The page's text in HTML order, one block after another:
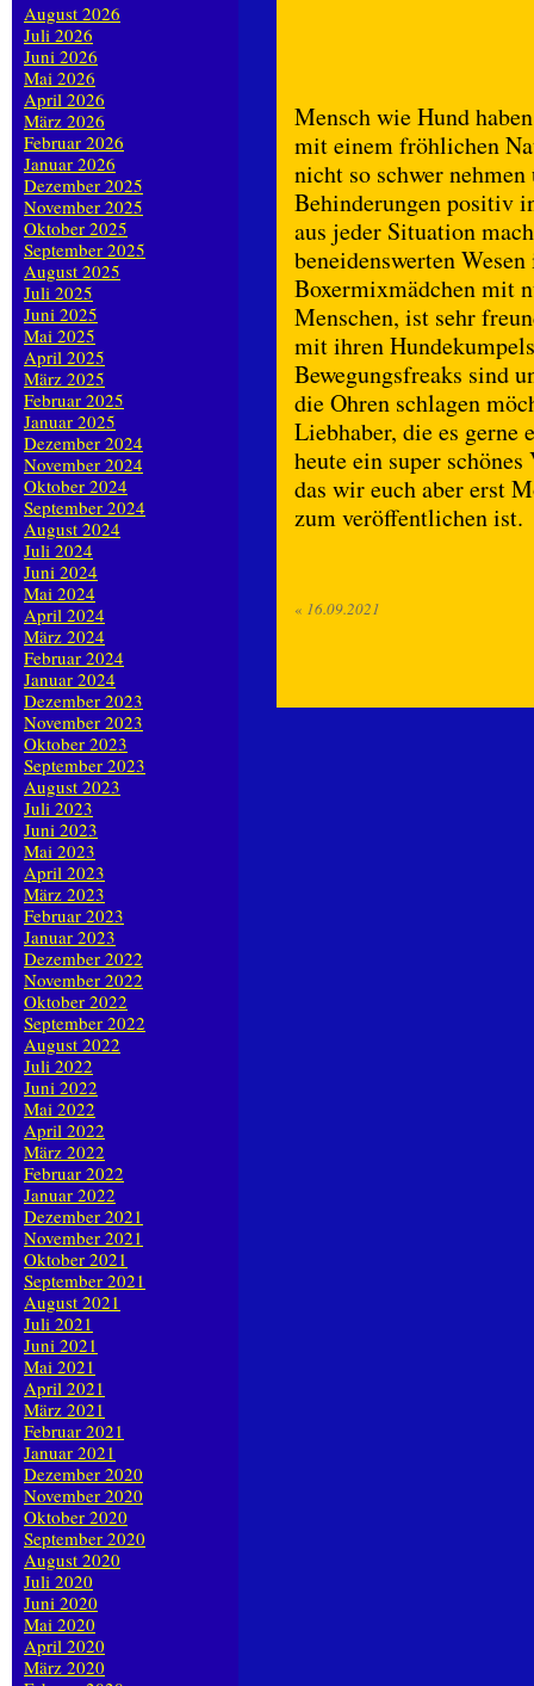
Mensch wie Hund
mit einem fröhlichen
nicht so schwer
Behinderungen positiv
aus jeder Situation
beneidenswerten
Boxermixmädchen mit
Menschen, ist sehr
mit ihren
Bewegungsfreaks sind
die Ohren schlagen
Liebhaber, die es gerne
heute ein super
das wir euch aber erst
zum veröffentlichen ist.
« 16.09.2021
August 2026
Juli 2026
Juni 2026
Mai 2026
April 2026
März 2026
Februar 2026
Januar 2026
Dezember 2025
November 2025
Oktober 2025
September 2025
August 2025
Juli 2025
Juni 2025
Mai 2025
April 2025
März 2025
Februar 2025
Januar 2025
Dezember 2024
November 2024
Oktober 2024
September 2024
August 2024
Juli 2024
Juni 2024
Mai 2024
April 2024
März 2024
Februar 2024
Januar 2024
Dezember 2023
November 2023
Oktober 2023
September 2023
August 2023
Juli 2023
Juni 2023
Mai 2023
April 2023
März 2023
Februar 2023
Januar 2023
Dezember 2022
November 2022
Oktober 2022
September 2022
August 2022
Juli 2022
Juni 2022
Mai 2022
April 2022
März 2022
Februar 2022
Januar 2022
Dezember 2021
November 2021
Oktober 2021
September 2021
August 2021
Juli 2021
Juni 2021
Mai 2021
April 2021
März 2021
Februar 2021
Januar 2021
Dezember 2020
November 2020
Oktober 2020
September 2020
August 2020
Juli 2020
Juni 2020
Mai 2020
April 2020
März 2020